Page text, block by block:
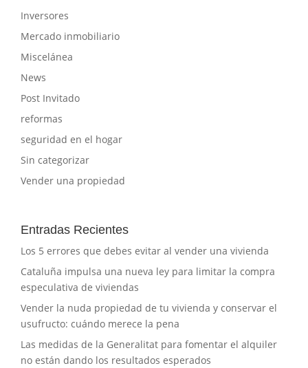
Inversores
Mercado inmobiliario
Miscelánea
News
Post Invitado
reformas
seguridad en el hogar
Sin categorizar
Vender una propiedad
Entradas Recientes
Los 5 errores que debes evitar al vender una vivienda
Cataluña impulsa una nueva ley para limitar la compra
especulativa de viviendas
Vender la nuda propiedad de tu vivienda y conservar el
usufructo: cuándo merece la pena
Las medidas de la Generalitat para fomentar el alquiler
no están dando los resultados esperados